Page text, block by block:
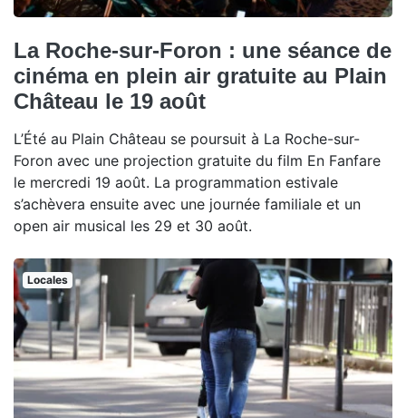
La Roche-sur-Foron : une séance de
cinéma en plein air gratuite au Plain
Château le 19 août
L’Été au Plain Château se poursuit à La Roche-sur-
Foron avec une projection gratuite du film En Fanfare
le mercredi 19 août. La programmation estivale
s’achèvera ensuite avec une journée familiale et un
open air musical les 29 et 30 août.
Locales